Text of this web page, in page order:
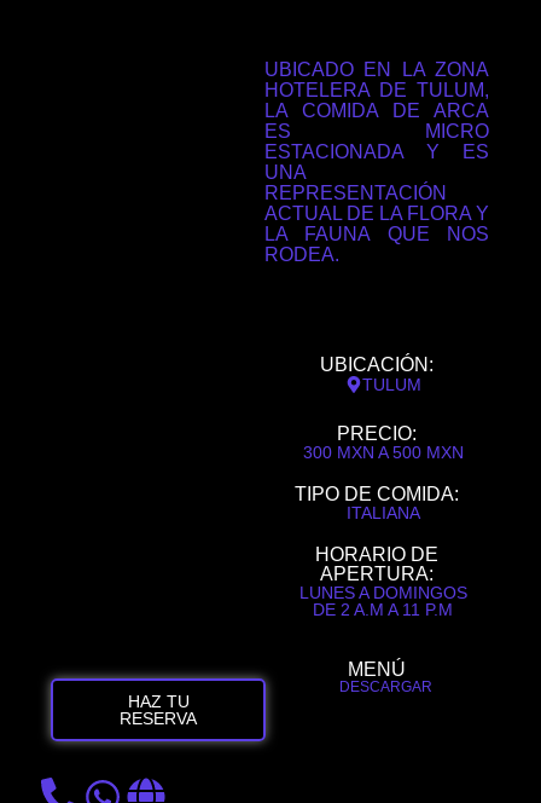
HAZ TU
RESERVA
UBICADO EN LA ZONA
HOTELERA DE TULUM,
LA COMIDA DE ARCA
ES MICRO
ESTACIONADA Y ES
UNA
REPRESENTACIÓN
ACTUAL DE LA FLORA Y
LA FAUNA QUE NOS
RODEA.
UBICACIÓN:
TULUM
PRECIO:
300 MXN A 500 MXN
TIPO DE COMIDA:
ITALIANA
HORARIO DE
APERTURA:
LUNES A DOMINGOS
DE 2 A.M A 11 P.M
MENÚ
DESCARGAR